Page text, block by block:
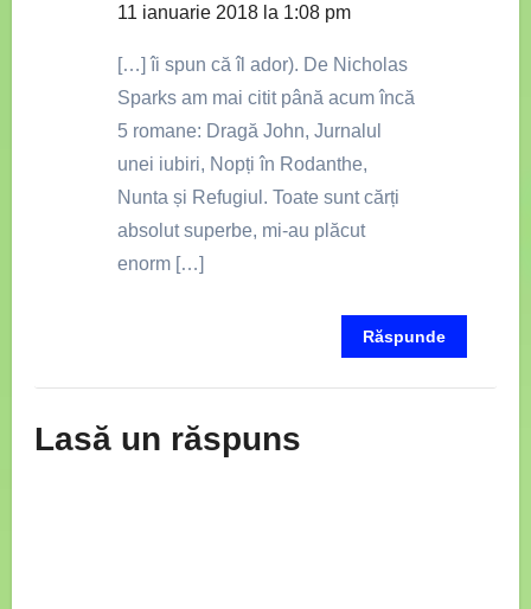
11 ianuarie 2018 la 1:08 pm
[…] îi spun că îl ador). De Nicholas
Sparks am mai citit până acum încă
5 romane: Dragă John, Jurnalul
unei iubiri, Nopți în Rodanthe,
Nunta și Refugiul. Toate sunt cărți
absolut superbe, mi-au plăcut
enorm […]
Răspunde
Lasă un răspuns